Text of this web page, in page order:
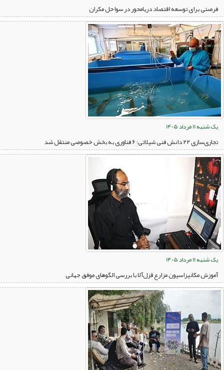
فرصتی برای توسعه اقتصاد دریامحور در سواحل مکران
یک شنبه 11 مرداد 1405
تجاری‌سازی ۲۲ دانش فنی شیلاتی؛ ۶ فناوری به بخش خصوصی منتقل شد
یک شنبه 11 مرداد 1405
آموزش مکانیزاسیون مزارع قزل‌آلا با بررسی الگوهای موفق جهانی